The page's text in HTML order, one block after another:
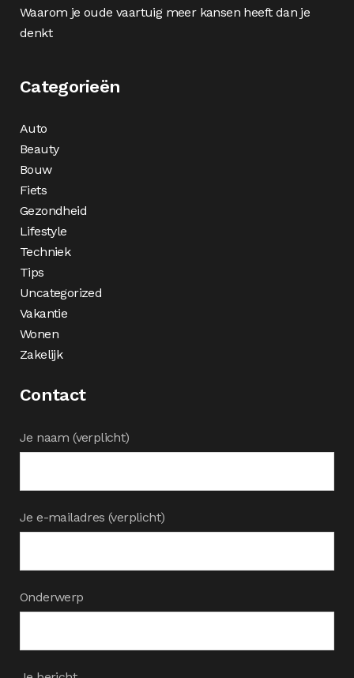
Waarom je oude vaartuig meer kansen heeft dan je
denkt
Categorieën
Auto
Beauty
Bouw
Fiets
Gezondheid
Lifestyle
Techniek
Tips
Uncategorized
Vakantie
Wonen
Zakelijk
Contact
Je naam (verplicht)
Je e-mailadres (verplicht)
Onderwerp